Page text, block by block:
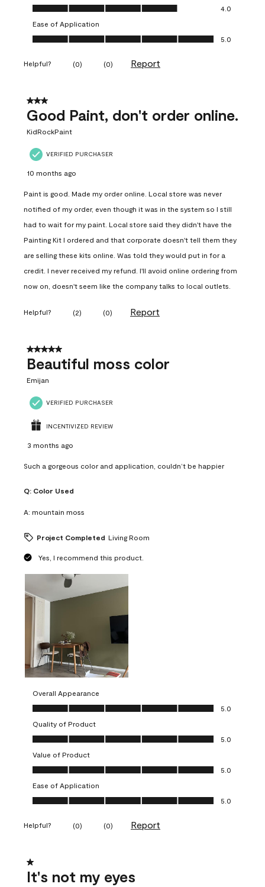
Value of Product, 4.0 out of 5
4.0
Ease of Application
Ease of Application, 5.0 out of 5
5.0
Helpful? (0) (0) Report
3 out of 5 stars.
Good Paint, don't order online.
KidRockPaint
VERIFIED PURCHASER
10 months ago
Paint is good. Made my order online. Local store was never
notified of my order, even though it was in the system so I still
had to wait for my paint. Local store said they didn't have the
Painting Kit I ordered and that corporate doesn't tell them they
are selling these kits online. Was told they would put in for a
credit. I never received my refund. I'll avoid online ordering from
now on, doesn't seem like the company talks to local outlets.
Helpful? (2) (0) Report
5 out of 5 stars.
Beautiful moss color
Emijan
VERIFIED PURCHASER
INCENTIVIZED REVIEW
3 months ago
Such a gorgeous color and application, couldn’t be happier
Q: Color Used
A: mountain moss
Project Completed Living Room
Yes, I recommend this product.
Overall Appearance
Overall Appearance, 5.0 out of 5
5.0
Quality of Product
Quality of Product, 5.0 out of 5
5.0
Value of Product
Value of Product, 5.0 out of 5
5.0
Ease of Application
Ease of Application, 5.0 out of 5
5.0
Helpful? (0) (0) Report
1 out of 5 stars.
It's not my eyes